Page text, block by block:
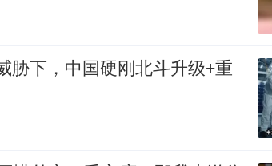
胁下，中国硬刚北斗升级+重